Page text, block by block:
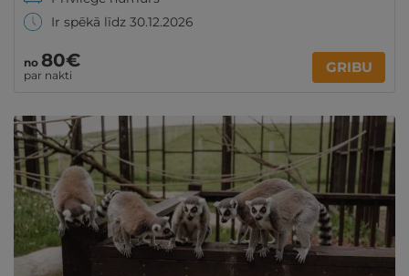
Ir spēkā līdz 30.12.2026
no 80€
par nakti GRIBU